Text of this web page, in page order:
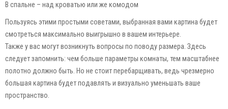
В спальне – над кроватью или же комодом
Пользуясь этими простыми советами, выбранная вами картина будет
смотреться максимально выигрышно в вашем интерьере.
Также у вас могут возникнуть вопросы по поводу размера. Здесь
следует запомнить: чем больше параметры комнаты, тем масштабнее
полотно должно быть. Но не стоит перебарщивать, ведь чрезмерно
большая картина будет подавлять и визуально уменьшать ваше
пространство.